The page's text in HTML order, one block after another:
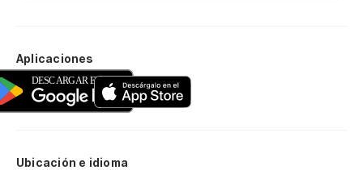
Aplicaciones
Ubicación e idioma